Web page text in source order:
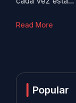
Read More
Popular